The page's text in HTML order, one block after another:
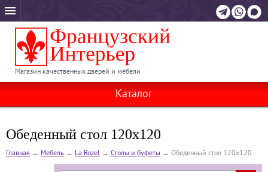
Магазин качественных дверей и мебели
Каталог
Обеденный стол 120х120
Главная → Мебель → La Rozel → Столы и буфеты → Обеденный стол 120х120